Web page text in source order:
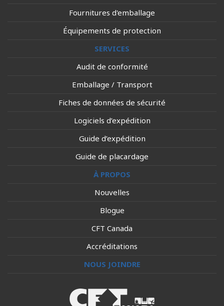
Fournitures d'emballage
Équipements de protection
SERVICES
Audit de conformité
Emballage / Transport
Fiches de données de sécurité
Logiciels d’expédition
Guide d’expédition
Guide de placardage
À PROPOS
Nouvelles
Blogue
CFT Canada
Accréditations
NOUS JOINDRE